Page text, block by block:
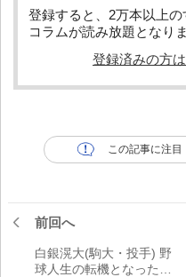
登録すると、2万本以上
コラムが読み放題となりま
登録済みの方
この記事に注目
前回へ
白銀滉大(駒大・投手) 野
球人生の転機となった